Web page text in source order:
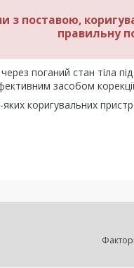
з поставою,
правильну
поганий стан тіла
засобом
коригувальних